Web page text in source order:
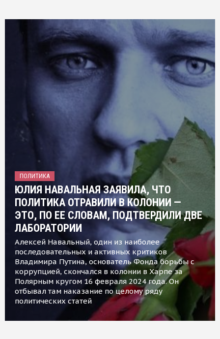
ПОЛИТИКА
ЮЛИЯ НАВАЛЬНАЯ ЗАЯВИЛА, ЧТО
ПОЛИТИКА ОТРАВИЛИ В КОЛОНИИ —
ЭТО, ПО ЕЕ СЛОВАМ, ПОДТВЕРДИЛИ ДВЕ
ЛАБОРАТОРИИ
Алексей Навальный, один из наиболее
последовательных и активных критиков
Владимира Путина, основатель Фонда борьбы с
коррупцией, скончался в колонии в Харпе за
Полярным кругом 16 февраля 2024 года. Он
отбывал там наказание по целому ряду
политических статей